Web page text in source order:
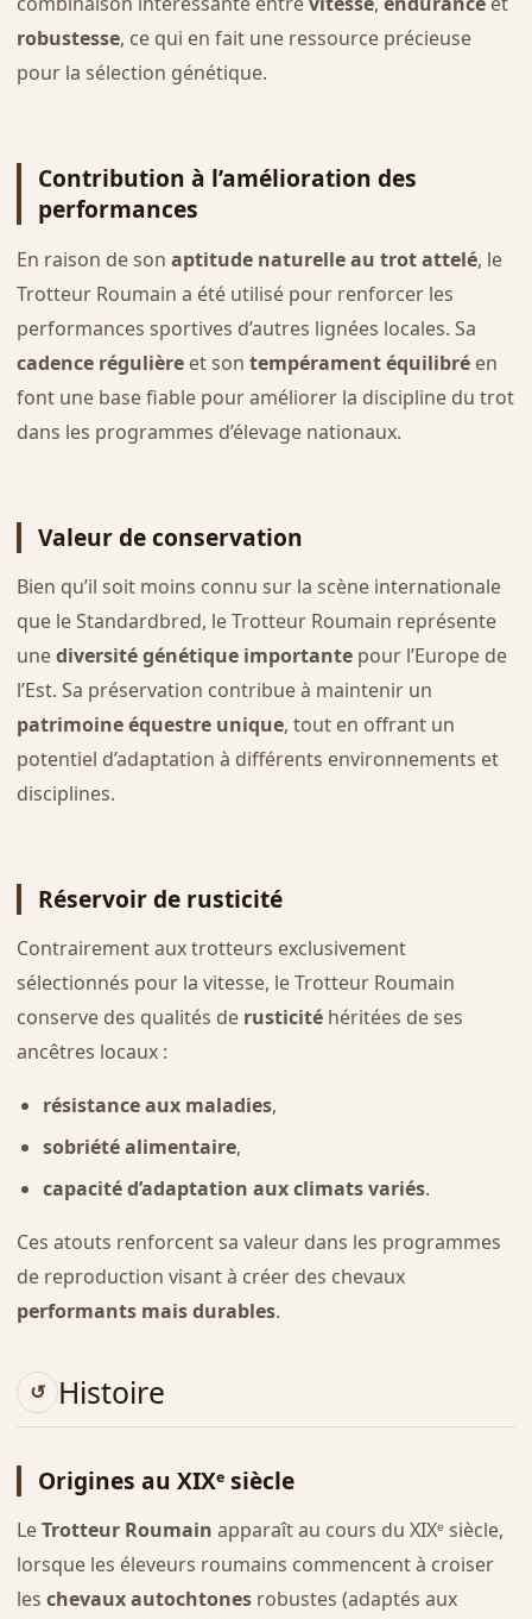
robustesse, ce qui en fait une ressource précieuse
pour la sélection génétique.
Contribution à l’amélioration des
performances
En raison de son aptitude naturelle au trot attelé, le
Trotteur Roumain a été utilisé pour renforcer les
performances sportives d’autres lignées locales. Sa
cadence régulièreet son tempérament équilibréen
font une base fiable pour améliorer la discipline du trot
dans les programmes d’élevage nationaux.
Valeur de conservation
Bien qu’il soit moins connu sur la scène internationale
que le Standardbred, le Trotteur Roumain représente
unediversité génétique importantepour l’Europe de
l’Est. Sa préservation contribue à maintenir un
patrimoine équestre unique, tout en offrant un
potentiel d’adaptation à différents environnements et
disciplines.
Réservoir de rusticité
Contrairement aux trotteurs exclusivement
sélectionnés pour la vitesse, le Trotteur Roumain
conserve des qualités de rusticitéhéritées de ses
ancêtres locaux :
résistance aux maladies,
sobriété alimentaire,
capacité d’adaptation aux climats variés.
Ces atouts renforcent sa valeur dans les programmes
de reproduction visant à créer des chevaux
performants mais durables.
Histoire
Origines au XIXᵉ siècle
LeTrotteur Roumain apparaît au cours du XIXᵉ siècle,
lorsque les éleveurs roumains commencent à croiser
les chevaux autochtonesrobustes (adaptés aux